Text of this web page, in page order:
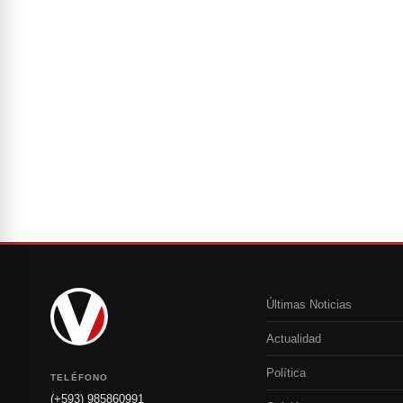
TELÉFONO
(+593) 985860991
Últimas Noticias
Actualidad
Política